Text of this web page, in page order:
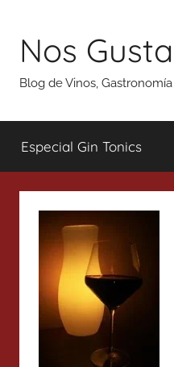
contenido
Nos
Blog de Vinos,
Especial Gin Tonics